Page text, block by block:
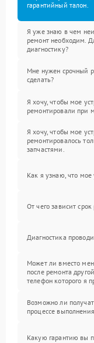
гарантийный талон.
Я уже знаю в чем
ремонт необходим.
диагностику?
Мне нужен срочный
сделать?
Я хочу, чтобы мое
ремонтировали при
Я хочу, чтобы мое
ремонтировалось
запчастями.
Как я узнаю, что мое
От чего зависит
Диагностика
Может ли вместо
после ремонта
телефон которого я
Возможно ли
процессе
Какую гарантию вы